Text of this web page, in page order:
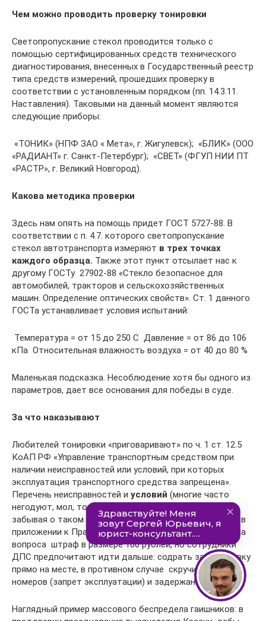
Чем можно проводить проверку тонировки
Светопропускание стекол проводится только с
помощью сертифицированных средств технического
диагностирования, внесенных в Государственный реестр
типа средств измерений, прошедших проверку в
соответствии с установленным порядком (пп. 14.3.11.
Наставления). Таковыми на данный момент являются
следующие приборы:
 «ТОНИК» (НПФ ЗАО « Мета», г. Жигулевск);  «БЛИК» (ООО
«РАДИАНТ» г. Санкт-Петербург);  «СВЕТ» (ФГУП HИИ ПТ
«РАСТР», г. Великий Новгород).
Какова методика проверки
Здесь нам опять на помощь придет ГОСТ 5727-88. В
соответствии с п. 4.7. которого светопропускание
стекол автотранспорта измеряют в трех точках
каждого образца. Также этот пункт отсылает нас к
другому ГОСТу  27902-88 «Стекло безопасное для
автомобилей, тракторов и сельскохозяйственных
машин. Определение оптических свойств». Ст. 1 данного
ГОСТа устанавливает условия испытаний:
 Температура = от 15 до 250 С  Давление = от 86 до 106
кПа  Относительная влажность воздуха = от 40 до 80 %
Маленькая подсказка. Несоблюдение хотя бы одного из
параметров, дает все основания для победы в суде.
За что наказывают
Любителей тонировки «приговаривают» по ч. 1 ст. 12.5
КоАП РФ «Управление транспортным средством при
наличии неисправностей или условий, при которых
эксплуатация транспортного средства запрещена».
Перечень неисправностей и условий (многие часто
негодуют, мол, тонировка не есть неисправность,
забывая о таком понятии, как «условия») содержится в
приложении к Правилам дорожного движения РФ. Цена
вопроса  штраф в размере 100 рублей, но сотрудники
ДПС предпочитают идти дальше: содрать за тонировку
прямо на месте, в противном случае  скручивание
номеров (запрет эксплуатации) и задержание ТС.
Наглядный пример массового беспредела гаишников: в